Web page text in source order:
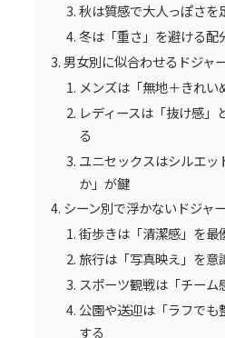
秋は質感で大人っぽさを
冬は「重さ」を避ける配
男女別に似合わせるドジャ
メンズは「無地＋きれい
レディースは「抜け感」
る
ユニセックスはシルエッ
か」が鍵
シーン別で浮かないドジャ
街歩きは「清潔感」を最
旅行は「写真映え」を意
スポーツ観戦は「チーム
公園や送迎は「ラフでも
する